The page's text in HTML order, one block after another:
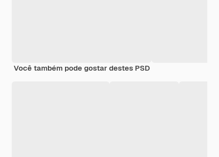
Você também pode gostar destes PSD